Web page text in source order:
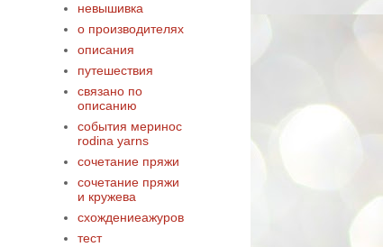
невышивка
о производителях
описания
путешествия
связано по
описанию
события меринос
rodina yarns
сочетание пряжи
сочетание пряжи
и кружева
схождениеажуров
тест